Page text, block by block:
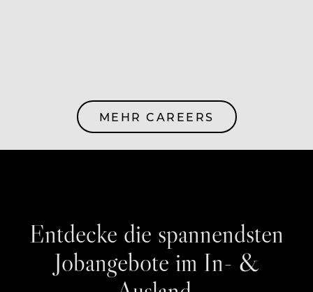
MEHR CAREERS
Entdecke die spannendsten
Jobangebote im In- &